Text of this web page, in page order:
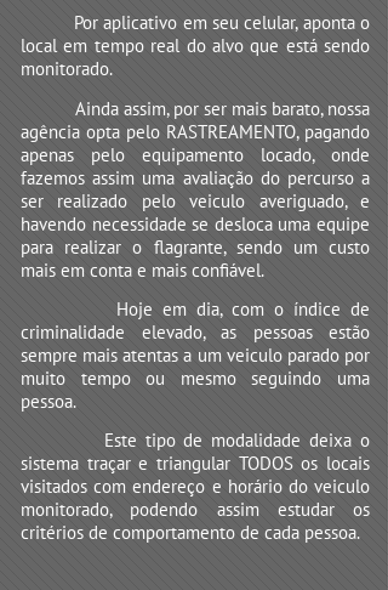
Por aplicativo em seu celular, aponta o
local em tempo real do alvo que está sendo
monitorado.
Ainda assim, por ser mais barato, nossa
agência opta pelo RASTREAMENTO, pagando
apenas pelo equipamento locado, onde
fazemos assim uma avaliação do percurso a
ser realizado pelo veiculo averiguado, e
havendo necessidade se desloca uma equipe
para realizar o flagrante, sendo um custo
mais em conta e mais confiável.
Hoje em dia, com o índice de
criminalidade elevado, as pessoas estão
sempre mais atentas a um veiculo parado por
muito tempo ou mesmo seguindo uma
pessoa.
Este tipo de modalidade deixa o
sistema traçar e triangular TODOS os locais
visitados com endereço e horário do veiculo
monitorado, podendo assim estudar os
critérios de comportamento de cada pessoa.